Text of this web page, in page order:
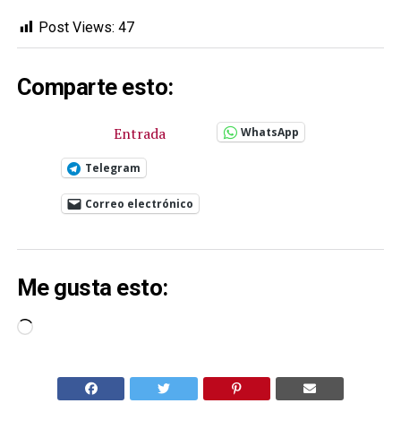
Post Views: 47
Comparte esto:
Entrada WhatsApp
Telegram
Correo electrónico
Me gusta esto:
Cargando...